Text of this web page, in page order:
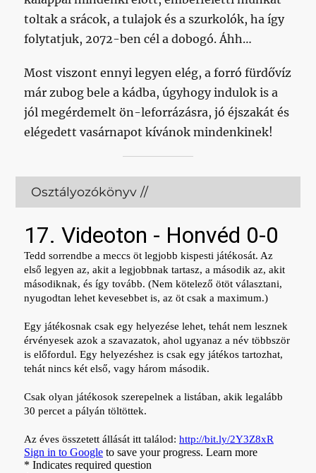
toltak a srácok, a tulajok és a szurkolók, ha így
folytatjuk, 2072-ben cél a dobogó. Áhh…
Most viszont ennyi legyen elég, a forró fürdővíz
már zubog bele a kádba, úgyhogy indulok is a
jól megérdemelt ön-leforrázásra, jó éjszakát és
elégedett vasárnapot kívánok mindenkinek!
Osztályozókönyv //